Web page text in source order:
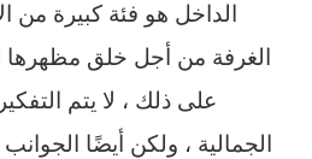
الداخل هو فئة كبيرة من
الغرفة من أجل خلق مظهرها
على ذلك ، لا يتم
الجمالية ، ولكن أيضًا